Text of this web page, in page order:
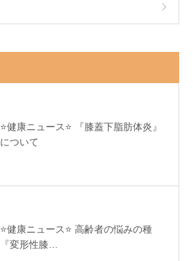
⭐️健康ニュース⭐️ 『膝蓋下脂肪体炎』
について
⭐️健康ニュース⭐️ 高齢者の悩みの種
『変形性膝…